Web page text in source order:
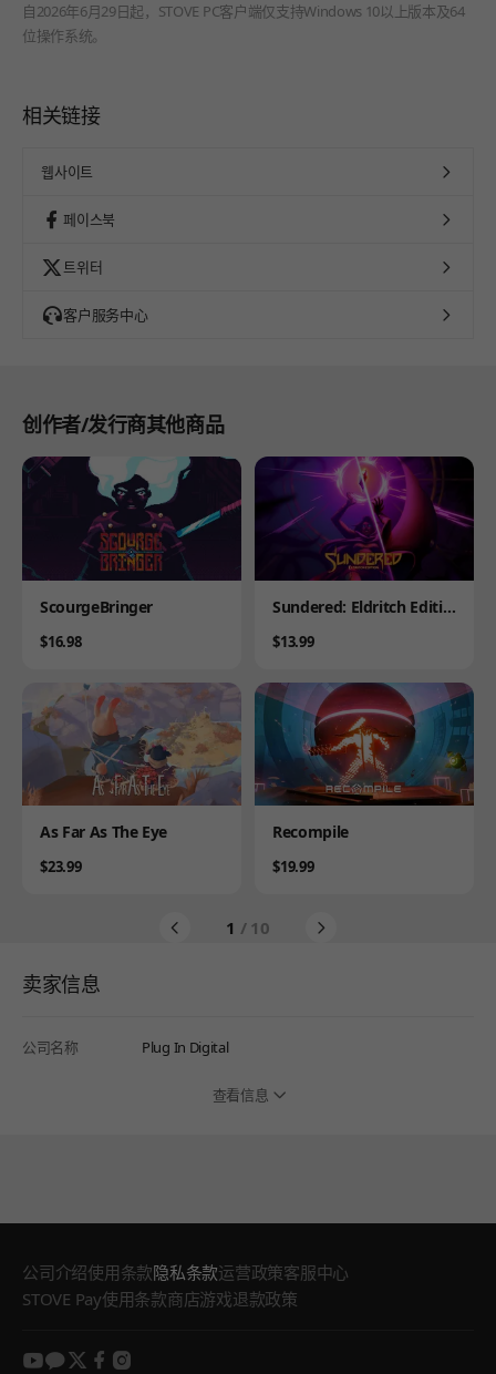
自2026年6月29日起，STOVE PC客户端仅支持Windows 10以上版本及64
位操作系统。
相关链接
웹사이트
페이스북
트위터
客户服务中心
创作者/发行商其他商品
Product
ScourgeBringer
Price
$16.98
Product
Sundered: Eldritch Editio
Price
$13.99
Product
As Far As The Eye
Price
$23.99
Product
Recompile
Price
$19.99
1 / 10
卖家信息
公司名称 Plug In Digital
查看信息
公司介绍使用条款隐私条款运营政策客服中心
STOVE Pay使用条款商店游戏退款政策
youtube
kakao
twitter
facebook
instagram